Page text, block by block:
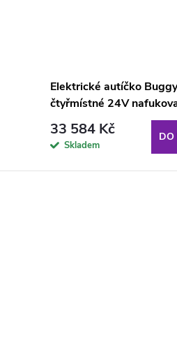
Elektrické autíčko
čtyřmístné 24V
bílé
33 584 Kč
Skladem
DO